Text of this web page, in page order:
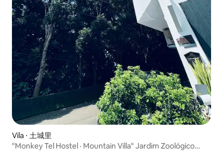
Vila ⋅ 土城里
"Monkey Tel Hostel · Mountain Villa" Jardim Zoológico